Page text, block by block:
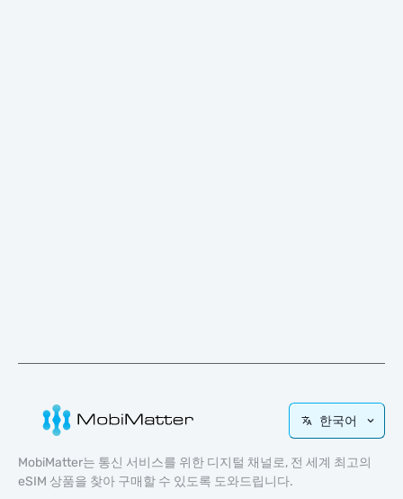
한국어
MobiMatter는 통신 서비스를 위한 디지털 채널로, 전 세계 최고의
eSIM 상품을 찾아 구매할 수 있도록 도와드립니다.